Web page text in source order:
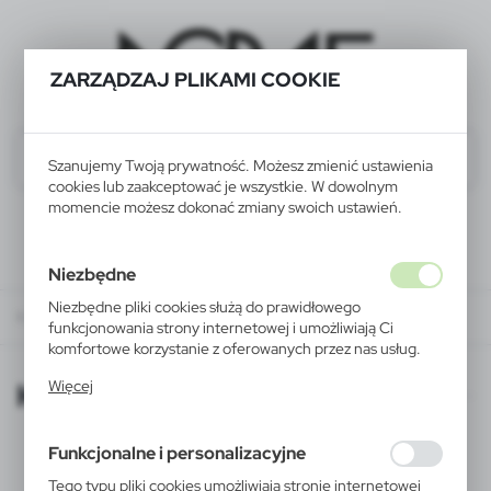
ZARZĄDZAJ PLIKAMI COOKIE
Szanujemy Twoją prywatność. Możesz zmienić ustawienia
cookies lub zaakceptować je wszystkie. W dowolnym
momencie możesz dokonać zmiany swoich ustawień.
Niezbędne
Niezbędne pliki cookies służą do prawidłowego
funkcjonowania strony internetowej i umożliwiają Ci
komfortowe korzystanie z oferowanych przez nas usług.
działania w celu m.in. dostosowania Twoich ustawień
korzystasz, może działać bez zakłóceń.
Więcej
Funkcjonalne i personalizacyjne
Tego typu pliki cookies umożliwiają stronie internetowej
KATALOGI ONLINE
KATALOGI ONLINE